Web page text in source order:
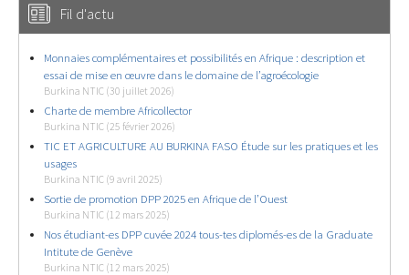
Fil d'actu
Monnaies complémentaires et possibilités en Afrique : description et
essai de mise en œuvre dans le domaine de l’agroécologie
Burkina NTIC (30 juillet 2026)
Charte de membre Africollector
Burkina NTIC (25 février 2026)
TIC ET AGRICULTURE AU BURKINA FASO Étude sur les pratiques et les
usages
Burkina NTIC (9 avril 2025)
Sortie de promotion DPP 2025 en Afrique de l’Ouest
Burkina NTIC (12 mars 2025)
Nos étudiant-es DPP cuvée 2024 tous-tes diplomés-es de la Graduate
Intitute de Genève
Burkina NTIC (12 mars 2025)